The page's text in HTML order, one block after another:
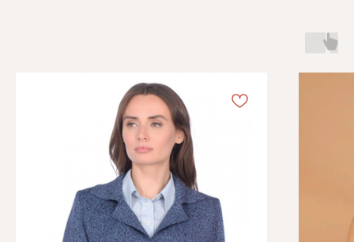
Информация
Отзывы
Блог
О компании
Обмен и возврат
Оплата и доставка
Распродажа
Подарочные карты